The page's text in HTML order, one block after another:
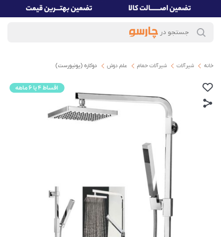
خانه شیرآلات شیرآلات حمام علم دوش دوکاره (یونیورست)